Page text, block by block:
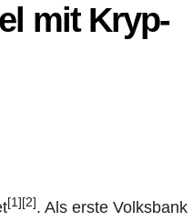
mit Kryp­
[1] [2] . Als ers­te Volks­bank